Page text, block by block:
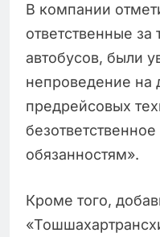
В компании
ответственные за
автобусов, были
непроведение на
предрейсовых
обязанностям».
Кроме того,